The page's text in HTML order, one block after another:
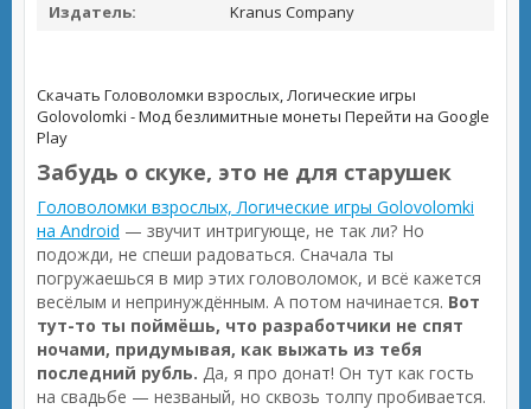
Издатель:
Kranus Company
Скачать Головоломки взрослых, Логические игры
Golovolomki - Мод безлимитные монеты Перейти на Google
Play
Забудь о скуке, это не для старушек
Головоломки взрослых, Логические игры Golovolomki
на Android — звучит интригующе, не так ли? Но
подожди, не спеши радоваться. Сначала ты
погружаешься в мир этих головоломок, и всё кажется
весёлым и непринуждённым. А потом начинается. Вот
тут-то ты поймёшь, что разработчики не спят
ночами, придумывая, как выжать из тебя
последний рубль. Да, я про донат! Он тут как гость
на свадьбе — незваный, но сквозь толпу пробивается.